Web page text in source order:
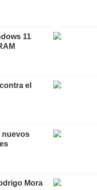
11
el
nuevos
Mora